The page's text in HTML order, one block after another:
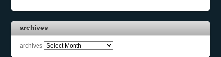
archives
archives